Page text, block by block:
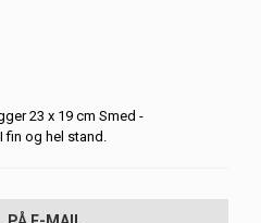
23 x 19 cm Smed -
og hel stand.